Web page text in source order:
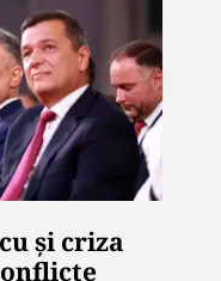
și criza